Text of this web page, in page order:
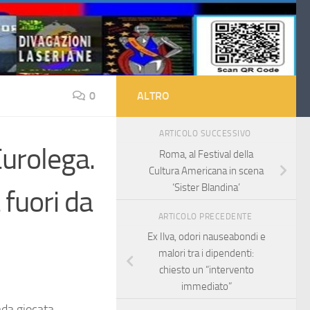
0
fuori da
ALTRO
ARTICOLO SUCCESSIVO
Roma, al Festival della
Cultura Americana in scena
‘Sister Blandina’
ARTICOLO PRECEDENTE
Ex Ilva, odori nauseabondi e
malori tra i dipendenti:
chiesto un “intervento
immediato”